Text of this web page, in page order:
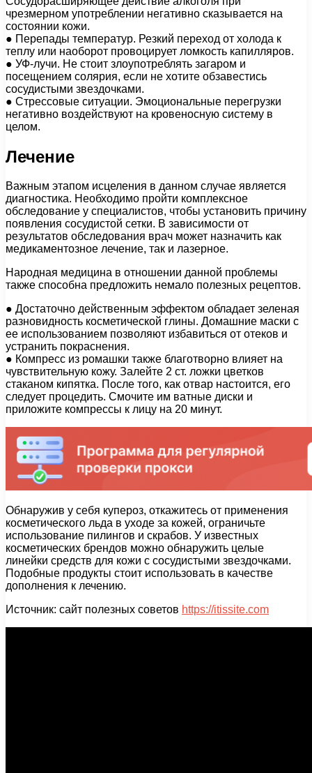
чрезмерном употреблении негативно сказывается на
состоянии кожи.
● Перепады температур. Резкий переход от холода к
теплу или наоборот провоцирует ломкость капилляров.
● УФ-лучи. Не стоит злоупотреблять загаром и
посещением солярия, если не хотите обзавестись
сосудистыми звездочками.
● Стрессовые ситуации. Эмоциональные перегрузки
негативно воздействуют на кровеносную систему в
целом.
Лечение
Важным этапом исцеления в данном случае является
диагностика. Необходимо пройти комплексное
обследование у специалистов, чтобы установить причину
появления сосудистой сетки. В зависимости от
результатов обследования врач может назначить как
медикаментозное лечение, так и лазерное.
Народная медицина в отношении данной проблемы
также способна предложить немало полезных рецептов.
● Достаточно действенным эффектом обладает зеленая
разновидность косметической глины. Домашние маски с
ее использованием позволяют избавиться от отеков и
устранить покраснения.
● Компресс из ромашки также благотворно влияет на
чувствительную кожу. Залейте 2 ст. ложки цветков
стаканом кипятка. После того, как отвар настоится, его
следует процедить. Смочите им ватные диски и
приложите компрессы к лицу на 20 минут.
Обнаружив у себя купероз, откажитесь от применения
косметического льда в уходе за кожей, ограничьте
использование пилингов и скрабов. У известных
косметических брендов можно обнаружить целые
линейки средств для кожи с сосудистыми звездочками.
Подобные продукты стоит использовать в качестве
дополнения к лечению.
Источник: сайт полезных советов https://itissite.com